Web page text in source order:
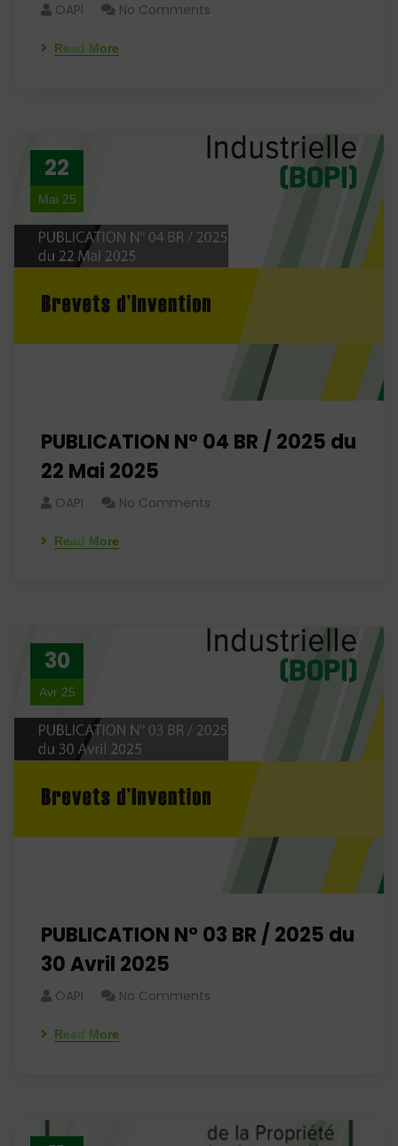
OAPI No Comments
Read More
22
Mai 25
PUBLICATION N° 04 BR / 2025 du
22 Mai 2025
OAPI No Comments
Read More
30
Avr 25
PUBLICATION N° 03 BR / 2025 du
30 Avril 2025
OAPI No Comments
Read More